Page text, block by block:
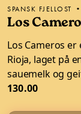
SPANSK
Los
Los Cameros
Rioja, laget på
sauemelk og
130.00